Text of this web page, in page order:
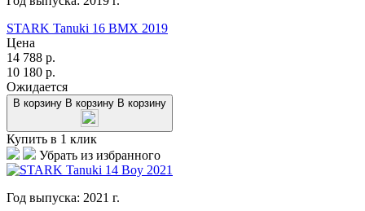
STARK Tanuki 16 BMX 2019
Цена
14 788 р.
10 180 р.
Ожидается
В корзину В корзину В корзину
Купить в 1 клик
Убрать из избранного
Год выпуска: 2021 г.